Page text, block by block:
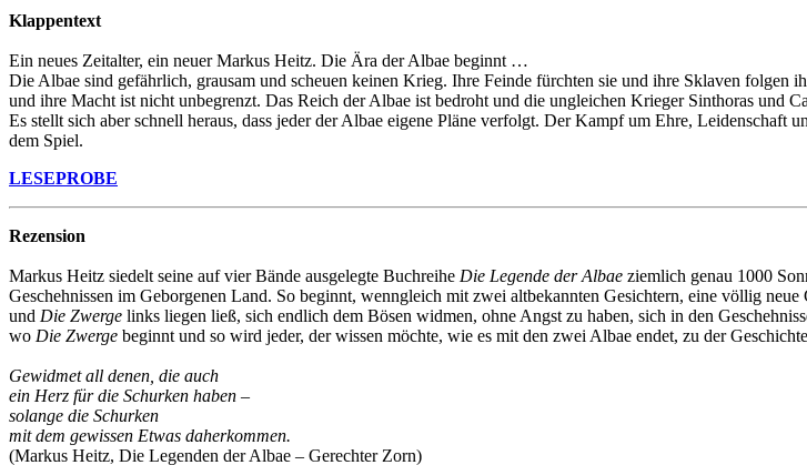
Klappentext
Ein neues Zeitalter, ein neuer Markus Heitz. Die Ära der Albae beginnt …
Die Albae sind gefährlich, grausam und scheuen keinen Krieg. Ihre Feinde fürchten sie und ihre Sklaven folgen
und ihre Macht ist nicht unbegrenzt. Das Reich der Albae ist bedroht und die ungleichen Krieger Sinthoras und
Es stellt sich aber schnell heraus, dass jeder der Albae eigene Pläne verfolgt. Der Kampf um Ehre, Leidenschaft
dem Spiel.
LESEPROBE
Rezension
Markus Heitz siedelt seine auf vier Bände ausgelegte Buchreihe Die Legende der Albae ziemlich genau 1000
Geschehnissen im Geborgenen Land. So beginnt, wenngleich mit zwei altbekannten Gesichtern, eine völlig
und Die Zwerge links liegen ließ, sich endlich dem Bösen widmen, ohne Angst zu haben, sich in den
wo Die Zwerge beginnt und so wird jeder, der wissen möchte, wie es mit den zwei Albae endet, zu der
Gewidmet all denen, die auch
ein Herz für die Schurken haben –
solange die Schurken
mit dem gewissen Etwas daherkommen.
(Markus Heitz, Die Legenden der Albae – Gerechter Zorn)